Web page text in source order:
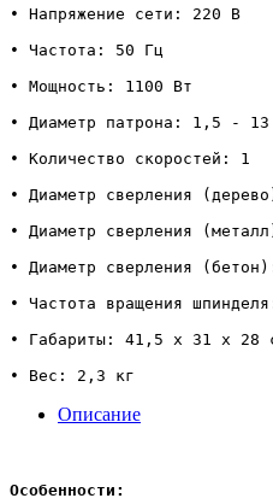
• Напряжение сети: 220 В
• Частота: 50 Гц
• Мощность: 1100 Вт
• Диаметр патрона: 1,5 -
• Количество скоростей: 1
• Диаметр сверления
• Диаметр сверления
• Диаметр сверления
• Частота вращения
• Габариты: 41,5 х 31 х 28
•
Описание
Особенности: